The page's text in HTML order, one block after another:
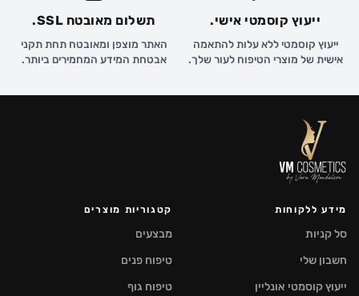
ייעוץ קוסמטי אישי.
ייעוץ קוסמטי ללא עלות להתאמה
אישית של מוצרי הטיפוח לעור שלך.
תשלום מאובטח SSL.
האתר מוצפן ומאובטח תחת תקני
אבטחת המידע המחמירים ביותר.
מידע ללקוחות
סל קניות
חשבון שלי
ייעוץ קוסמטי אונליין
קטגוריות מוצרים
מבצעים
טיפוח פנים
טיפוח גוף